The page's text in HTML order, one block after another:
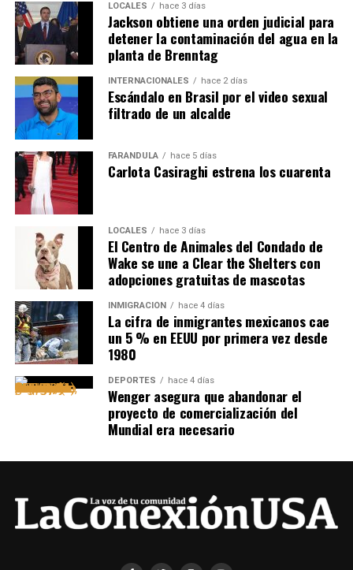
LOCALES hace 3 días
Jackson obtiene una orden judicial para
detener la contaminación del agua en la
planta de Brenntag
INTERNACIONALES hace 2 días
Escándalo en Brasil por el video sexual
filtrado de un alcalde
FARÁNDULA hace 5 días
Carlota Casiraghi estrena los cuarenta
LOCALES hace 3 días
El Centro de Animales del Condado de
Wake se une a Clear the Shelters con
adopciones gratuitas de mascotas
INMIGRACIÓN hace 4 días
La cifra de inmigrantes mexicanos cae
un 5 % en EEUU por primera vez desde
1980
DEPORTES hace 4 días
Wenger asegura que abandonar el
proyecto de comercialización del
Mundial era necesario